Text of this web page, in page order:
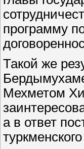
программу
Такой же
Мехметом
а в ответ